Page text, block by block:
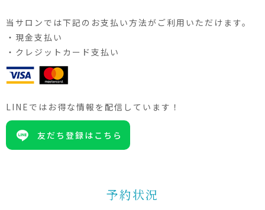
当サロンでは下記のお支払い方法がご利用いただけます。
・現金支払い
・クレジットカード支払い
LINEではお得な情報を配信しています！
友だち登録はこちら
予約状況